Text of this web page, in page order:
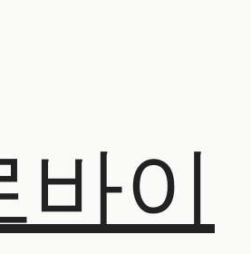
바이